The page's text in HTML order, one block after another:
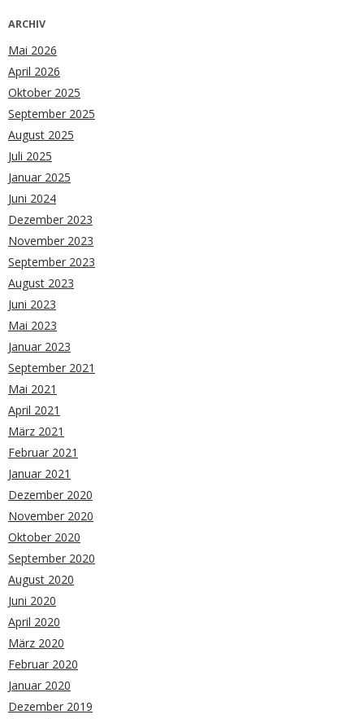
ARCHIV
Mai 2026
April 2026
Oktober 2025
September 2025
August 2025
Juli 2025
Januar 2025
Juni 2024
Dezember 2023
November 2023
September 2023
August 2023
Juni 2023
Mai 2023
Januar 2023
September 2021
Mai 2021
April 2021
März 2021
Februar 2021
Januar 2021
Dezember 2020
November 2020
Oktober 2020
September 2020
August 2020
Juni 2020
April 2020
März 2020
Februar 2020
Januar 2020
Dezember 2019